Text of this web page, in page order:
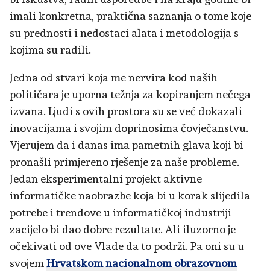
imali konkretna, praktična saznanja o tome koje
su prednosti i nedostaci alata i metodologija s
kojima su radili.
Jedna od stvari koja me nervira kod naših
političara je uporna težnja za kopiranjem nečega
izvana. Ljudi s ovih prostora su se već dokazali
inovacijama i svojim doprinosima čovječanstvu.
Vjerujem da i danas ima pametnih glava koji bi
pronašli primjereno rješenje za naše probleme.
Jedan eksperimentalni projekt aktivne
informatičke naobrazbe koja bi u korak slijedila
potrebe i trendove u informatičkoj industriji
zacijelo bi dao dobre rezultate. Ali iluzorno je
očekivati od ove Vlade da to podrži. Pa oni su u
svojem Hrvatskom nacionalnom obrazovnom